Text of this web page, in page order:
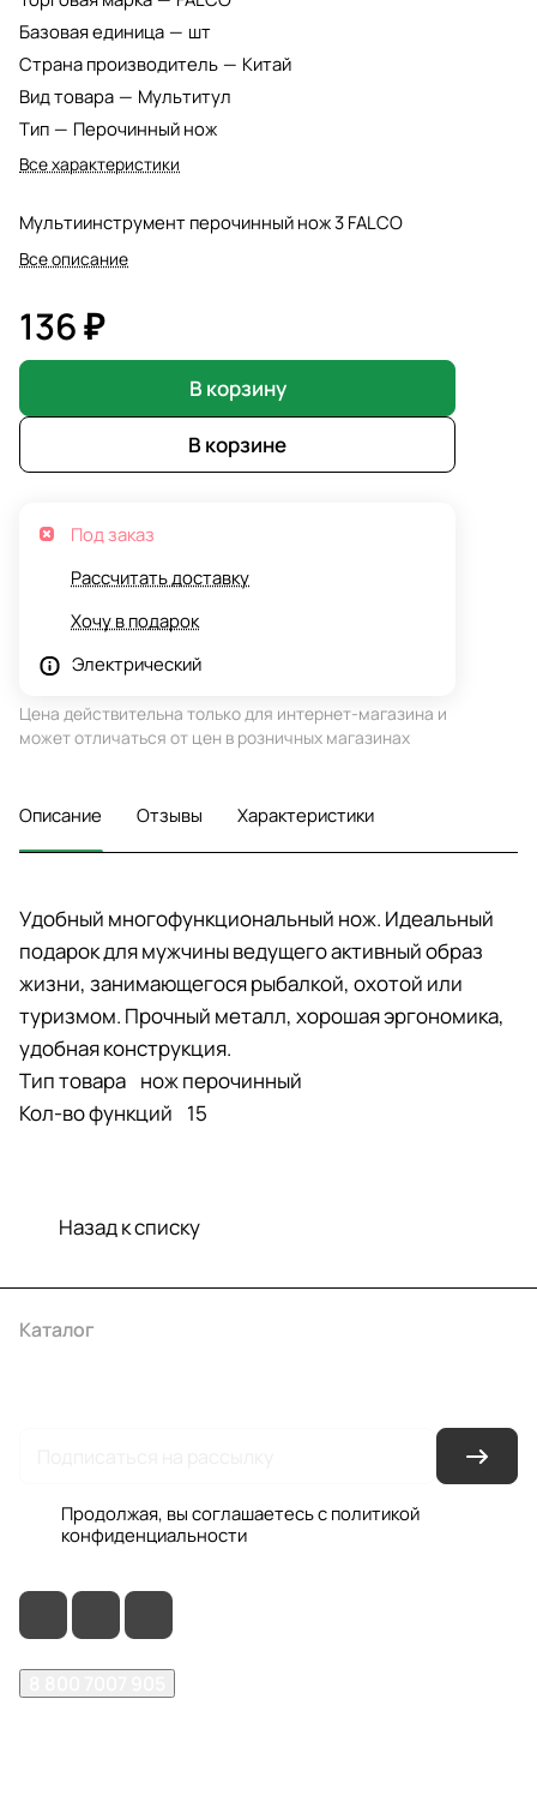
Базовая единица — шт
Страна производитель — Китай
Вид товара — Мультитул
Тип — Перочинный нож
Все характеристики
Мультиинструмент перочинный нож 3 FALCO
Все описание
136 ₽
В корзину
В корзине
Под заказ
Рассчитать доставку
Хочу в подарок
Электрический
Цена действительна только для интернет-магазина и
может отличаться от цен в розничных магазинах
Описание Отзывы Характеристики
Удобный многофункциональный нож. Идеальный
подарок для мужчины ведущего активный образ
жизни, занимающегося рыбалкой, охотой или
туризмом. Прочный металл, хорошая эргономика,
удобная конструкция.
Тип товара нож перочинный
Кол-во функций 15
Назад к списку
Каталог
Продолжая, вы соглашаетесь с политикой
конфиденциальности